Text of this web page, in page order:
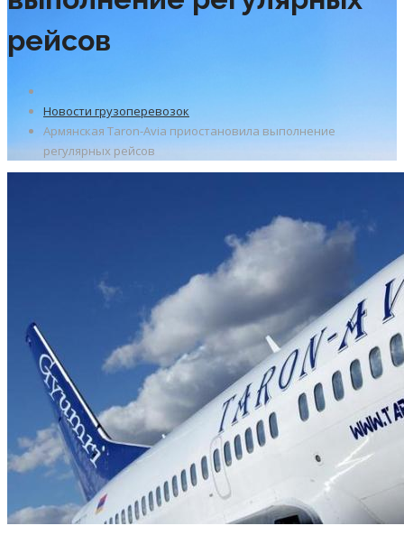
рейсов
Новости грузоперевозок
Армянская Taron-Avia приостановила выполнение
регулярных рейсов